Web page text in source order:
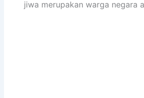
jiwa merupakan warga negara